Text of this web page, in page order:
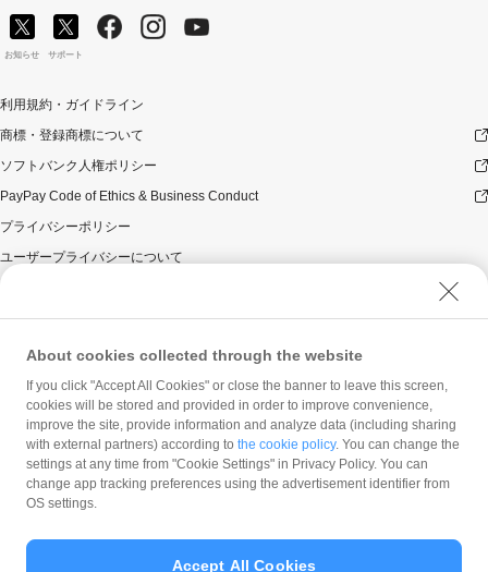
お知らせ サポート
利用規約・ガイドライン
商標・登録商標について
ソフトバンク人権ポリシー
PayPay Code of Ethics & Business Conduct
プライバシーポリシー
ユーザープライバシーについて
ウェブサイト利用規約
反社会的勢力に対する方針
勧誘方針
マネロン等基本方針
カスタマーハラスメントに関する当社の考え方
About cookies collected through the website
If you click "Accept All Cookies" or close the banner to leave this screen,
cookies will be stored and provided in order to improve convenience,
improve the site, provide information and analyze data (including sharing
with external partners) according to the cookie policy. You can change the
settings at any time from "Cookie Settings" in Privacy Policy. You can
change app tracking preferences using the advertisement identifier from
OS settings.
Accept All Cookies